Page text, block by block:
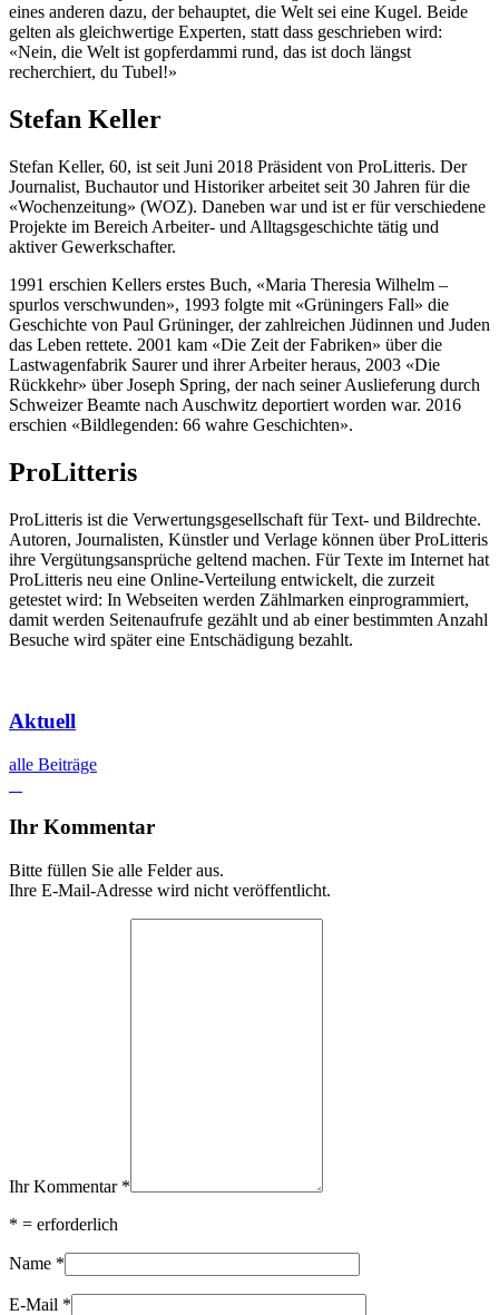
eines anderen dazu, der behauptet, die Welt sei eine Kugel. Beide
gelten als gleichwertige Experten, statt dass geschrieben wird:
«Nein, die Welt ist gopferdammi rund, das ist doch längst
recherchiert, du Tubel!»
Stefan Keller
Stefan Keller, 60, ist seit Juni 2018 Präsident von ProLitteris. Der
Journalist, Buchautor und Historiker arbeitet seit 30 Jahren für die
«Wochen­zeitung» (WOZ). Daneben war und ist er für verschiedene
Projekte im Bereich Arbeiter- und Alltagsgeschichte tätig und
aktiver Gewerkschafter.
1991 erschien Kellers erstes Buch, «Maria Theresia Wilhelm –
spurlos verschwunden», 1993 folgte mit «Grüningers Fall» die
Geschichte von Paul Grüninger, der zahlreichen Jüdinnen und Juden
das Leben rettete. 2001 kam «Die Zeit der Fabriken» über die
Lastwagenfabrik Saurer und ihrer Arbeiter heraus, 2003 «Die
Rückkehr» über Joseph Spring, der nach seiner Auslieferung durch
Schweizer Beamte nach Auschwitz deportiert worden war. 2016
erschien «Bildlegenden: 66 wahre Geschichten».
ProLitteris
ProLitteris ist die Verwertungsgesellschaft für Text- und Bildrechte.
Autoren, Journalisten, Künstler und Verlage können über ProLitteris
ihre Vergütungsansprüche geltend machen. Für Texte im Internet hat
ProLitteris neu eine Online-Verteilung entwickelt, die zurzeit
getestet wird: In Webseiten werden Zählmarken einprogrammiert,
damit werden Seitenaufrufe gezählt und ab einer bestimmten Anzahl
Besuche wird später eine Entschädigung bezahlt.
Aktuell
alle Beiträge
Ihr Kommentar
Bitte füllen Sie alle Felder aus.
Ihre E-Mail-Adresse wird nicht veröffentlicht.
Ihr Kommentar *
* = erforderlich
Name *
E-Mail *